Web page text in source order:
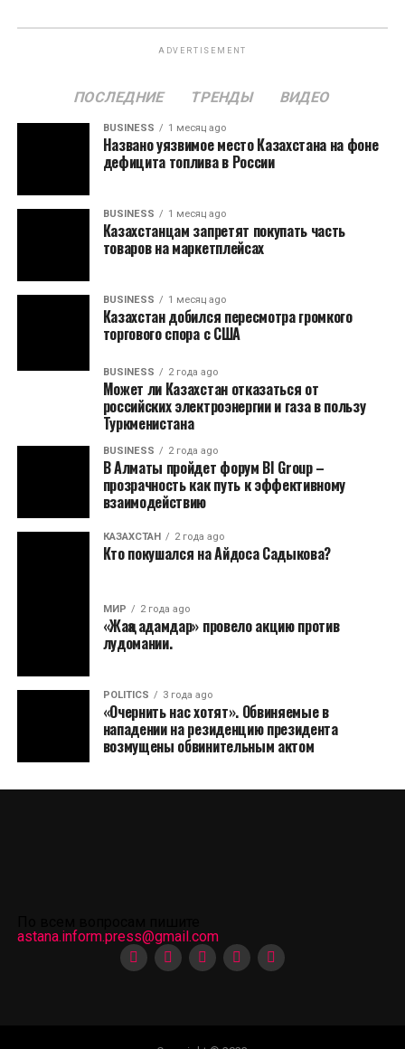
ADVERTISEMENT
ПОСЛЕДНИЕ ТРЕНДЫ ВИДЕО
BUSINESS 1 месяц ago
Названо уязвимое место Казахстана на фоне
дефицита топлива в России
BUSINESS 1 месяц ago
Казахстанцам запретят покупать часть
товаров на маркетплейсах
BUSINESS 1 месяц ago
Казахстан добился пересмотра громкого
торгового спора с США
BUSINESS 2 года ago
Может ли Казахстан отказаться от
российских электроэнергии и газа в пользу
Туркменистана
BUSINESS 2 года ago
В Алматы пройдет форум BI Group –
прозрачность как путь к эффективному
взаимодействию
КАЗАХСТАН 2 года ago
Кто покушался на Айдоса Садыкова?
МИР 2 года ago
«Жаңа адамдар» провело акцию против
лудомании.
POLITICS 3 года ago
«Очернить нас хотят». Обвиняемые в
нападении на резиденцию президента
возмущены обвинительным актом
astana.inform.press@gmail.com